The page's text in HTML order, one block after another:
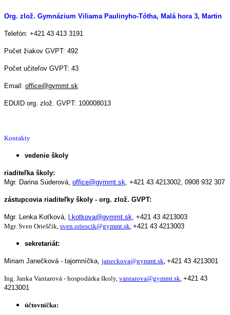
Org. zlož. Gymnázium Viliama Paulinyho-Tótha, Malá hora 3, Martin
Telefón: +421 43 413 3191
Počet žiakov GVPT: 492
Počet učiteľov GVPT: 43
Email: office@gymmt.sk
EDUID org. zlož. GVPT: 100008013
Kontakty
vedenie školy
riaditeľka školy:
Mgr. Darina Súderová, office@gymmt.sk, +421 43 4213002, 0908 932 307
zástupcovia riaditeľky školy - org. zlož. GVPT:
Mgr. Lenka Koťková, l.kotkova@gymmt.sk, +421 43 4213003
Mgr. Sven Orieščik, sven.oriescik@gymmt.sk, +421 43 4213003
sekretariát:
Miriam Janečková - tajomníčka, janeckova@gymmt.sk, +421 43 4213001
Ing. Janka Vantarová - hospodárka školy, vantarova@gymmt.sk, +421 43
4213001
účtovníčka: